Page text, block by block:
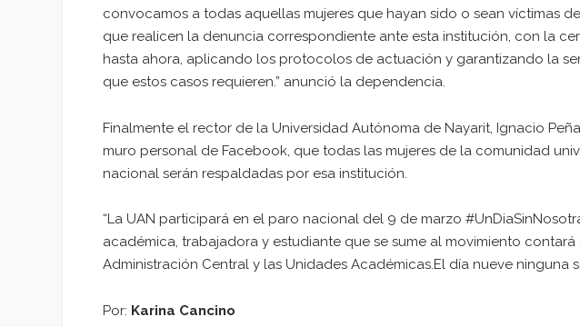
convocamos a todas aquellas mujeres que hayan sido o sean víctimas
que realicen la denuncia correspondiente ante esta institución, con la
hasta ahora, aplicando los protocolos de actuación y garantizando la
que estos casos requieren.” anunció la dependencia.
Finalmente el rector de la Universidad Autónoma de Nayarit, Ignacio
muro personal de Facebook, que todas las mujeres de la comunidad
nacional serán respaldadas por esa institución.
“La UAN participará en el paro nacional del 9 de marzo
académica, trabajadora y estudiante que se sume al movimiento
Administración Central y las Unidades Académicas.El día nueve ninguna
Por: Karina Cancino